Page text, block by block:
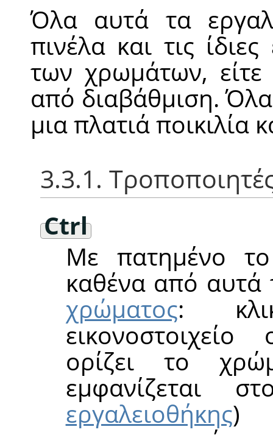
Όλα αυτά τα
πινέλα και τις
των χρωμάτων,
από διαβάθμιση. Όλα
μια πλατιά ποικιλία
3.3.1.
Ctrl
Με πατημένο
καθένα από αυτά
χρώματος:
ορίζει το
εμφανίζεται
εργαλειοθήκης)